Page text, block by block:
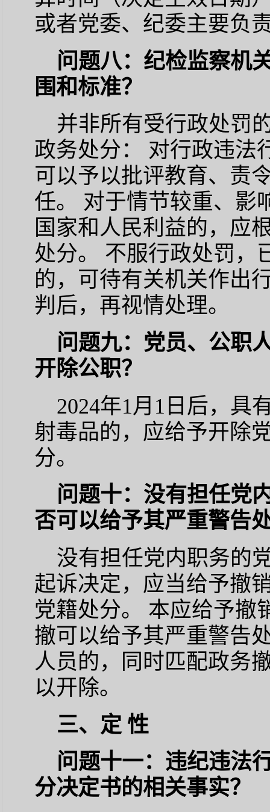
或者党委、纪委主要负
问题八：纪检监察机
围和标准？
并非所有受行政处罚
政务处分： 对行政违法
可以予以批评教育、责
任。 对于情节较重、影
国家和人民利益的，应
处分。 不服行政处罚，
的，可待有关机关作出
判后，再视情处理。
问题九：党员、公职
开除公职？
2024年1月1日后，具
射毒品的，应给予开除
分。
问题十：没有担任党
否可以给予其严重警告
没有担任党内职务的
起诉决定，应当给予撤
党籍处分。 本应给予撤
撤可以给予其严重警告
人员的，同时匹配政务
以开除。
三、定 性
问题十一：违纪违法
分决定书的相关事实？